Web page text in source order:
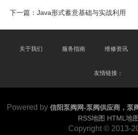
下一篇： Java形式蓄意基础与实战利用
关于我们 服务指南 维修资讯
友情链接：
Powered by 信阳泵阀网-泵阀供应商，泵
RSS地图 HTML地图
Copyright © 2013-